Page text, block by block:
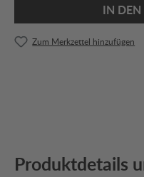
IN
Zum Merkzettel hinzufügen
Produktdetails